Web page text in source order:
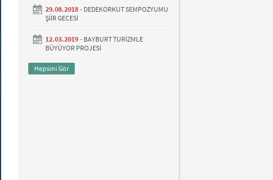
29.08.2018 - DEDEKORKUT SEMPOZYUMU
ŞİİR GECESİ
12.03.2019 - BAYBURT TURİZMLE
BÜYÜYOR PROJESİ
Hepsini Gör